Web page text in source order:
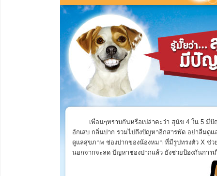
เพื่อนๆทราบกันหรือเปล่าคะว่า สุนัข 4 ใน 5 มีปั
อักเสบ กลิ่นปาก รวมไปถึงปัญหาอีกสารพัด อย่าลืมดู
ดูแลสุขภาพ ช่องปากของน้องหมา ที่มีรูปทรงตัว X ช่
นอกจากจะลด ปัญหาช่องปากแล้ว ยังช่วยป้องกันการ